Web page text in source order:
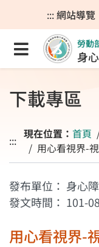
跳至主要內容區
跳至主要選單
跳至網站搜尋
:::網站導覽
點選開啟
勞動
身
下載專區
::: 現在位置： 首頁
用心看視界-
發布單位： 身心
發文時間： 101-
用心看視界-